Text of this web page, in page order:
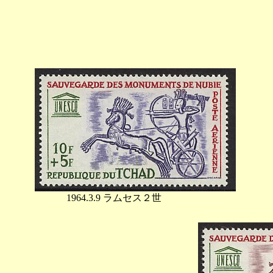
1964.3.9 ラムセス２世